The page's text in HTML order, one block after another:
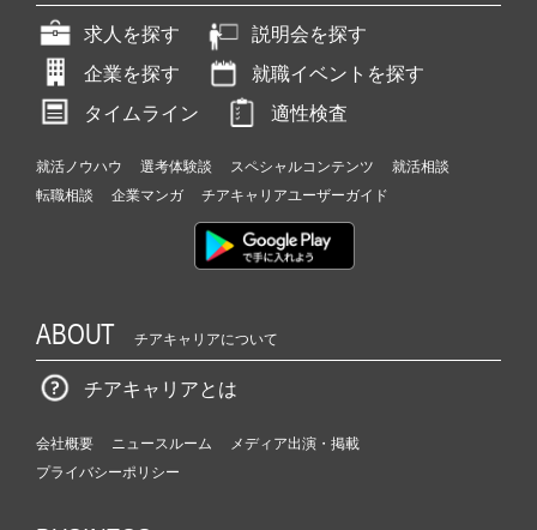
求人を探す
説明会を探す
企業を探す
就職イベントを探す
タイムライン
適性検査
就活ノウハウ 選考体験談 スペシャルコンテンツ
就活相談
転職相談
企業マンガ チアキャリアユーザーガイド
ABOUT チアキャリアについて
チアキャリアとは
会社概要 ニュースルーム
メディア出演・掲載
プライバシーポリシー